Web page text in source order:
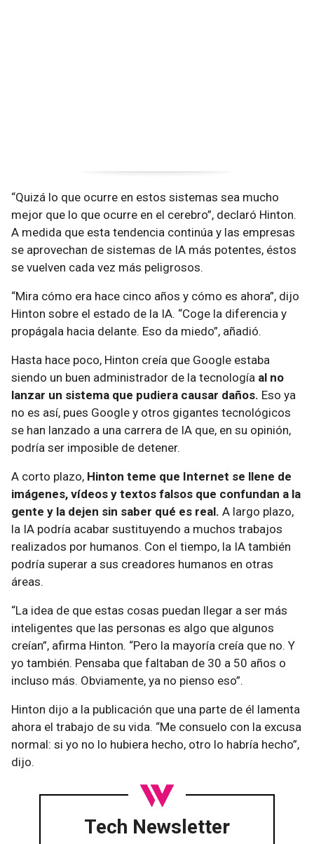
“Quizá lo que ocurre en estos sistemas sea mucho
mejor que lo que ocurre en el cerebro”, declaró Hinton.
A medida que esta tendencia continúa y las empresas
se aprovechan de sistemas de IA más potentes, éstos
se vuelven cada vez más peligrosos.
“Mira cómo era hace cinco años y cómo es ahora”, dijo
Hinton sobre el estado de la IA. “Coge la diferencia y
propágala hacia delante. Eso da miedo”, añadió.
Hasta hace poco, Hinton creía que Google estaba
siendo un buen administrador de la tecnología al no
lanzar un sistema que pudiera causar daños. Eso ya
no es así, pues Google y otros gigantes tecnológicos
se han lanzado a una carrera de IA que, en su opinión,
podría ser imposible de detener.
A corto plazo, Hinton teme que Internet se llene de
imágenes, vídeos y textos falsos que confundan a la
gente y la dejen sin saber qué es real. A largo plazo,
la IA podría acabar sustituyendo a muchos trabajos
realizados por humanos. Con el tiempo, la IA también
podría superar a sus creadores humanos en otras
áreas.
“La idea de que estas cosas puedan llegar a ser más
inteligentes que las personas es algo que algunos
creían”, afirma Hinton. “Pero la mayoría creía que no. Y
yo también. Pensaba que faltaban de 30 a 50 años o
incluso más. Obviamente, ya no pienso eso”.
Hinton dijo a la publicación que una parte de él lamenta
ahora el trabajo de su vida. “Me consuelo con la excusa
normal: si yo no lo hubiera hecho, otro lo habría hecho”,
dijo.
Tech Newsletter